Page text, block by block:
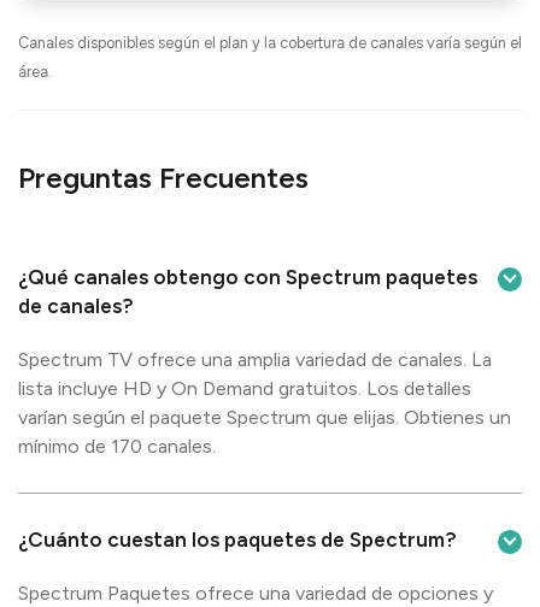
Canales disponibles según el plan y la cobertura de canales varía según el
área.
Preguntas Frecuentes
¿Qué canales obtengo con Spectrum paquetes
de canales?
Spectrum TV ofrece una amplia variedad de canales. La
lista incluye HD y On Demand gratuitos. Los detalles
varían según el paquete Spectrum que elijas. Obtienes un
mínimo de 170 canales.
¿Cuánto cuestan los paquetes de Spectrum?
Spectrum Paquetes ofrece una variedad de opciones y